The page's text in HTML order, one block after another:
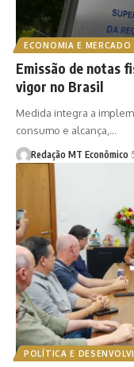
ECONOMIA E MERCADO
Emissão de notas
vigor no Brasil
Medida integra a
consumo e alcança,…
Redação MT Econômico
POLÍTICA E